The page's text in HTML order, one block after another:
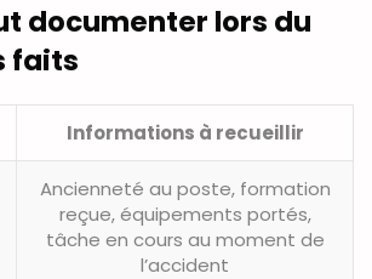
documenter lors du
faits
Informations à recueillir
Ancienneté au poste, formation
reçue, équipements portés,
tâche en cours au moment de
l’accident